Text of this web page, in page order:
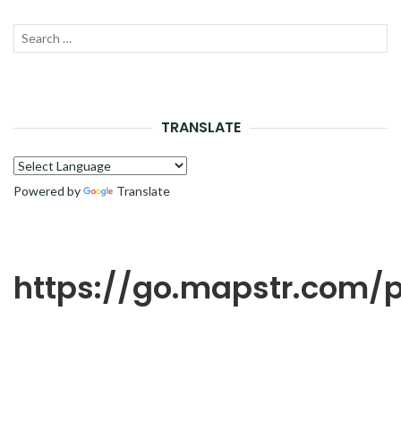
Recherche
TRANSLATE
Powered by Translate
https://go.mapstr.com/